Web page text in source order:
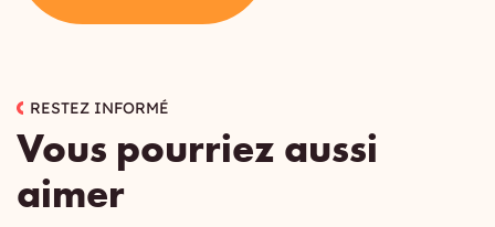
RESTEZ INFORMÉ
Vous pourriez aussi
aimer